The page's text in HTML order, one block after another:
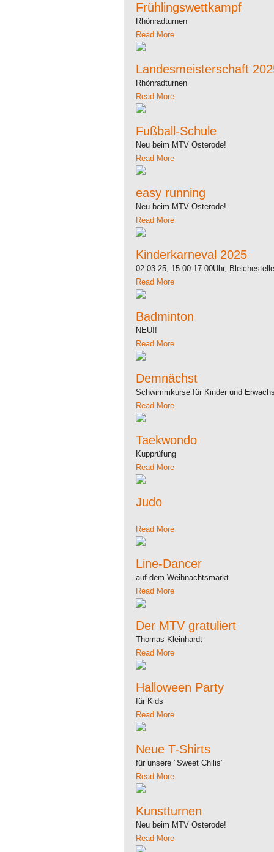
Frühlingswettkampf
Rhönradturnen
Read More
Landesmeisterschaft
Rhönradturnen
Read More
Fußball-Schule
Neu beim MTV Osterode!
Read More
easy running
Neu beim MTV Osterode!
Read More
Kinderkarneval 2025
02.03.25, 15:00-17:00Uhr, Bleichestelle
Read More
Badminton
NEU!!
Read More
Demnächst
Schwimmkurse für Kinder und
Read More
Taekwondo
Kupprüfung
Read More
Judo
Read More
Line-Dancer
auf dem Weihnachtsmarkt
Read More
Der MTV gratuliert
Thomas Kleinhardt
Read More
Halloween Party
für Kids
Read More
Neue T-Shirts
für unsere "Sweet Chilis"
Read More
Kunstturnen
Neu beim MTV Osterode!
Read More